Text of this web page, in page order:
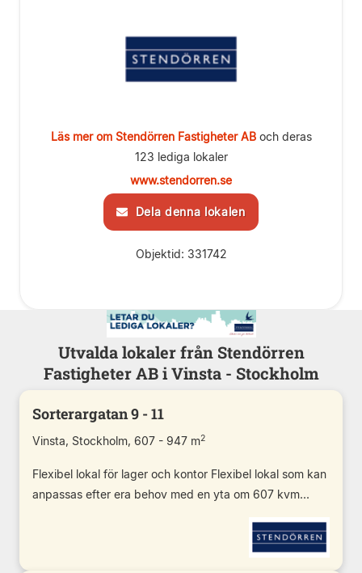
Läs mer om Stendörren Fastigheter ABoch deras
123 lediga lokaler
www.stendorren.se
Dela denna lokalen
Objektid: 331742
Utvalda lokaler från Stendörren
Fastigheter AB i Vinsta - Stockholm
Sorterargatan 9 - 11
Vinsta, Stockholm, 607 - 947 m2
Flexibel lokal för lager och kontor Flexibel lokal som kan
anpassas efter era behov med en yta om 607 kvm...